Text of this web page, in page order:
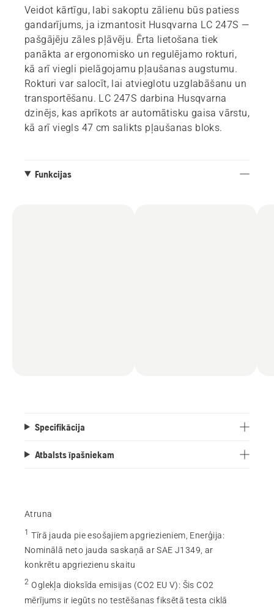
Veidot kārtīgu, labi sakoptu zālienu būs patiess
gandarījums, ja izmantosit Husqvarna LC 247S —
pašgājēju zāles pļāvēju. Ērta lietošana tiek
panākta ar ergonomisko un regulējamo rokturi,
kā arī viegli pielāgojamu pļaušanas augstumu.
Rokturi var salocīt, lai atvieglotu uzglabāšanu un
transportēšanu. LC 247S darbina Husqvarna
dzinējs, kas aprīkots ar automātisku gaisa vārstu,
kā arī viegls 47 cm salikts pļaušanas bloks.
Funkcijas
Specifikācija
Atbalsts īpašniekam
Atruna
1 Tīrā jauda pie esošajiem apgriezieniem, Enerģija:
Nominālā neto jauda saskaņā ar SAE J1349, ar
konkrētu apgriezienu skaitu
2 Oglekļa dioksīda emisijas (CO2 EU V): Šis CO2
mērījums ir iegūts no testēšanas fiksētā testa ciklā